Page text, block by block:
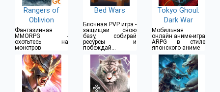
Rangers of
Oblivion
Фантазийная
MMORPG -
охотьтесь на
монстров
Bed Wars
Блочная PVP игра -
защищай свою
базу, собирай
ресурсы и
побеждай
противников
Tokyo Ghoul:
Dark War
Мобильная
онлайн аниме-игра
ARPG в стиле
японского аниме